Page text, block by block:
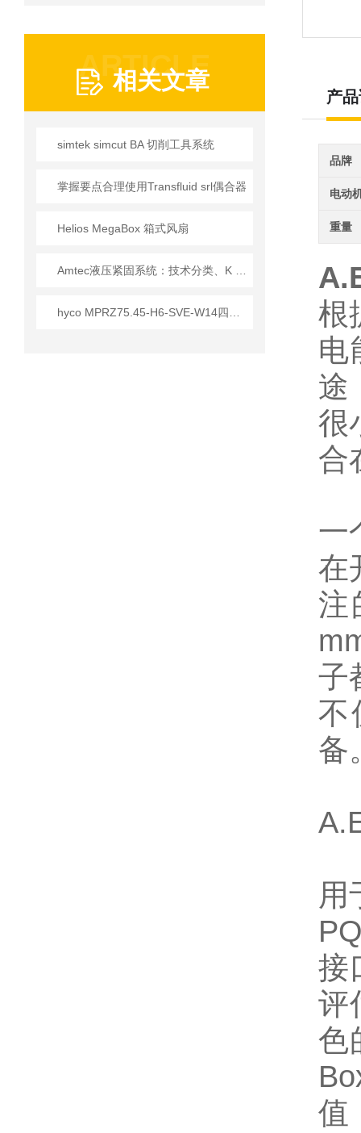
ARTICLE
相关文章
simtek simcut BA 切削工具系统
掌握要点合理使用Transfluid srl偶合器
Helios MegaBox 箱式风扇
产
品牌
电动
重量
根
电
途
很
合
一
在
注
子
不
备
用
接
评
色
值